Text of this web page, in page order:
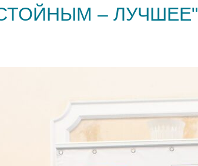
– ЛУЧШЕЕ"